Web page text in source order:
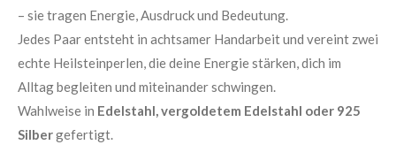
– sie tragen Energie, Ausdruck und Bedeutung.
Jedes Paar entsteht in achtsamer Handarbeit und vereint zwei
echte Heilsteinperlen, die deine Energie stärken, dich im
Alltag begleiten und miteinander schwingen.
Wahlweise in Edelstahl, vergoldetem Edelstahl oder 925
Silbergefertigt.